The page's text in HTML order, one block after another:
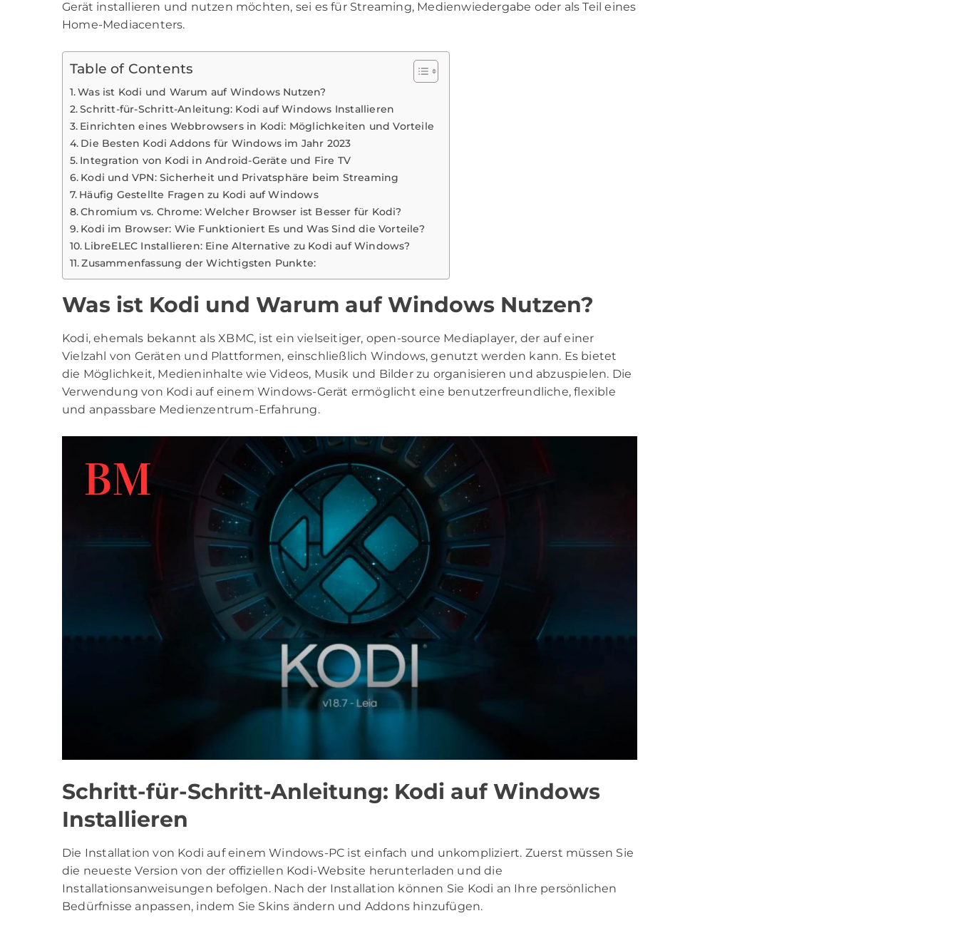
Gerät installieren und nutzen möchten, sei es für Streaming, Medienwiedergabe oder als Teil eines
Home-Mediacenters.
Table of Contents
Was ist Kodi und Warum auf Windows Nutzen?
Schritt-für-Schritt-Anleitung: Kodi auf Windows Installieren
Einrichten eines Webbrowsers in Kodi: Möglichkeiten und Vorteile
Die Besten Kodi Addons für Windows im Jahr 2023
Integration von Kodi in Android-Geräte und Fire TV
Kodi und VPN: Sicherheit und Privatsphäre beim Streaming
Häufig Gestellte Fragen zu Kodi auf Windows
Chromium vs. Chrome: Welcher Browser ist Besser für Kodi?
Kodi im Browser: Wie Funktioniert Es und Was Sind die Vorteile?
LibreELEC Installieren: Eine Alternative zu Kodi auf Windows?
Zusammenfassung der Wichtigsten Punkte:
Was ist Kodi und Warum auf Windows Nutzen?
Kodi, ehemals bekannt als XBMC, ist ein vielseitiger, open-source Mediaplayer, der auf einer
Vielzahl von Geräten und Plattformen, einschließlich Windows, genutzt werden kann. Es bietet
die Möglichkeit, Medieninhalte wie Videos, Musik und Bilder zu organisieren und abzuspielen. Die
Verwendung von Kodi auf einem Windows-Gerät ermöglicht eine benutzerfreundliche, flexible
und anpassbare Medienzentrum-Erfahrung.
Schritt-für-Schritt-Anleitung: Kodi auf Windows
Installieren
Die Installation von Kodi auf einem Windows-PC ist einfach und unkompliziert. Zuerst müssen Sie
die neueste Version von der offiziellen Kodi-Website herunterladen und die
Installationsanweisungen befolgen. Nach der Installation können Sie Kodi an Ihre persönlichen
Bedürfnisse anpassen, indem Sie Skins ändern und Addons hinzufügen.